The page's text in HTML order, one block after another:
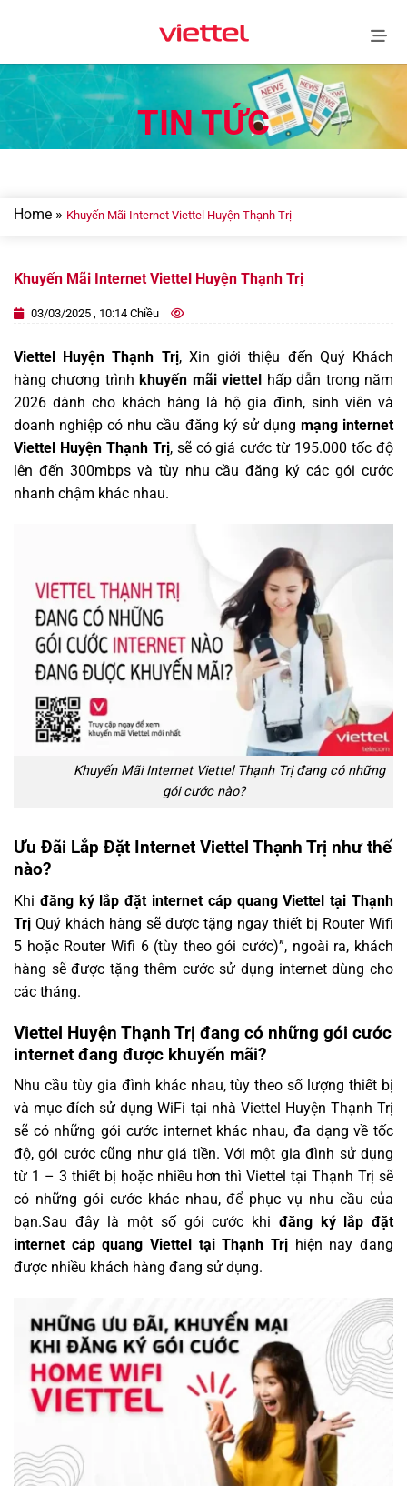
TIN TỨC
Home » Khuyến Mãi Internet Viettel Huyện Thạnh Trị
Khuyến Mãi Internet Viettel Huyện Thạnh Trị
03/03/2025 , 10:14 Chiều
Viettel Huyện Thạnh Trị, Xin giới thiệu đến Quý Khách
hàng chương trìnhkhuyến mãi viettel hấp dẫn trong năm
2026 dành cho khách hàng là hộ gia đình, sinh viên và
doanh nghiệp có nhu cầu đăng ký sử dụng mạng internet
Viettel Huyện Thạnh Trị, sẽ có giá cước từ 195.000 tốc độ
lên đến 300mbps và tùy nhu cầu đăng ký các gói cước
nhanh chậm khác nhau.
Khuyến Mãi Internet Viettel Thạnh Trị đang có những
gói cước nào?
Ưu Đãi Lắp Đặt Internet Viettel Thạnh Trị như thế
nào?
Khi đăng ký lắp đặt internet cáp quang Viettel tại Thạnh
Trị Quý khách hàng sẽ được tặng ngay thiết bị Router Wifi
5 hoặc Router Wifi 6 (tùy theo gói cước)”, ngoài ra, khách
hàng sẽ được tặng thêm cước sử dụng internet dùng cho
các tháng.
Viettel Huyện Thạnh Trị đang có những gói cước
internet đang được khuyến mãi?
Nhu cầu tùy gia đình khác nhau, tùy theo số lượng thiết bị
và mục đích sử dụng WiFi tại nhà Viettel Huyện Thạnh Trị
sẽ có những gói cước internet khác nhau, đa dạng về tốc
độ, gói cước cũng như giá tiền. Với một gia đình sử dụng
từ 1 – 3 thiết bị hoặc nhiều hơn thì Viettel tại Thạnh Trị sẽ
có những gói cước khác nhau, để phục vụ nhu cầu của
bạn.Sau đây là một số gói cước khi đăng ký
lắp đặt
internet cáp quang Viettel tại Thạnh Trị hiện nay đang
được nhiều khách hàng đang sử dụng.